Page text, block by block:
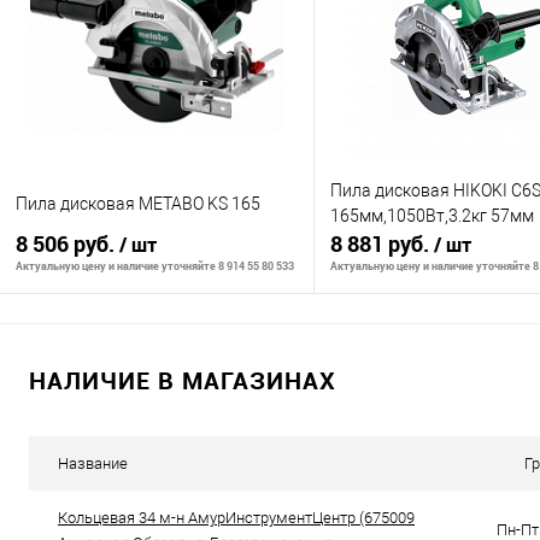
К сравнению
В избранное
В наличии
К сравнению
В избранное
В
Пила дисковая METABO KS 165
8 506 руб. / шт
Актуальную цену и наличие уточняйте 8 914 55 80 533
В избранное
Пила дисковая HIKOKI
165мм,1050Вт,3.2кг 57мм
8 881 руб. / шт
Актуальную цену и наличие уточняйте
В
НАЛИЧИЕ В МАГАЗИНАХ
Название
Кольцевая 34 м-н АмурИнструментЦентр (675009
Пн-Пт